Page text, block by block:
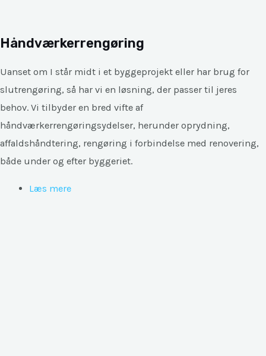
Håndværkerrengøring
Uanset om I står midt i et byggeprojekt eller har brug for
slutrengøring, så har vi en løsning, der passer til jeres
behov. Vi tilbyder en bred vifte af
håndværkerrengøringsydelser, herunder oprydning,
affaldshåndtering, rengøring i forbindelse med renovering,
både under og efter byggeriet.
Læs mere